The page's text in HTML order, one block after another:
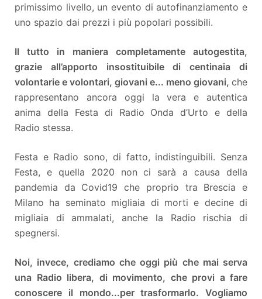
primissimo livello, un evento di autofinanziamento e
uno spazio dai prezzi i più popolari possibili.
Il tutto in maniera completamente autogestita,
grazie all’apporto insostituibile di centinaia di
volontarie e volontari, giovani e... meno giovani, che
rappresentano ancora oggi la vera e autentica
anima della Festa di Radio Onda d’Urto e della
Radio stessa.
Festa e Radio sono, di fatto, indistinguibili. Senza
Festa, e quella 2020 non ci sarà a causa della
pandemia da Covid19 che proprio tra Brescia e
Milano ha seminato migliaia di morti e decine di
migliaia di ammalati, anche la Radio rischia di
spegnersi.
Noi, invece, crediamo che oggi più che mai serva
una Radio libera, di movimento, che provi a fare
conoscere il mondo...per trasformarlo. Vogliamo